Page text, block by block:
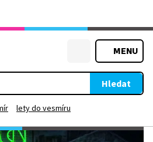
MENU
Hledat
lety do vesmíru